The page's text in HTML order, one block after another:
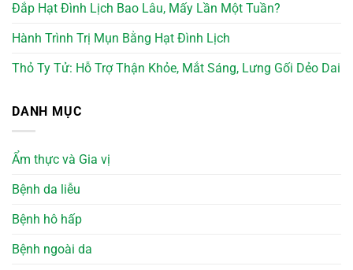
Đắp Hạt Đình Lịch Bao Lâu, Mấy Lần Một Tuần?
Hành Trình Trị Mụn Bằng Hạt Đình Lịch
Thỏ Ty Tử: Hỗ Trợ Thận Khỏe, Mắt Sáng, Lưng Gối Dẻo Dai
DANH MỤC
Ẩm thực và Gia vị
Bệnh da liễu
Bệnh hô hấp
Bệnh ngoài da